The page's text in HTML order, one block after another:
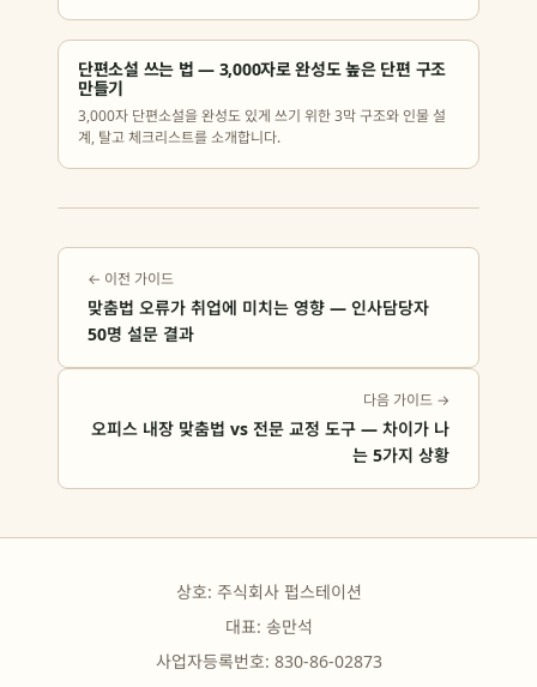
단편소설 쓰는 법 — 3,000자로 완성도 높은 단편 구조
만들기
3,000자 단편소설을 완성도 있게 쓰기 위한 3막 구조와 인물 설
계, 탈고 체크리스트를 소개합니다.
← 이전 가이드
맞춤법 오류가 취업에 미치는 영향 — 인사담당자
50명 설문 결과
다음 가이드 →
오피스 내장 맞춤법 vs 전문 교정 도구 — 차이가 나
는 5가지 상황
상호: 주식회사 펍스테이션
대표: 송만석
사업자등록번호: 830-86-02873